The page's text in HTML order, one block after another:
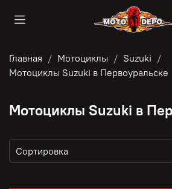
Главная Мотоциклы
Suzuki
Мотоциклы Suzuki в Первоуральске
Мотоциклы Suzuki в